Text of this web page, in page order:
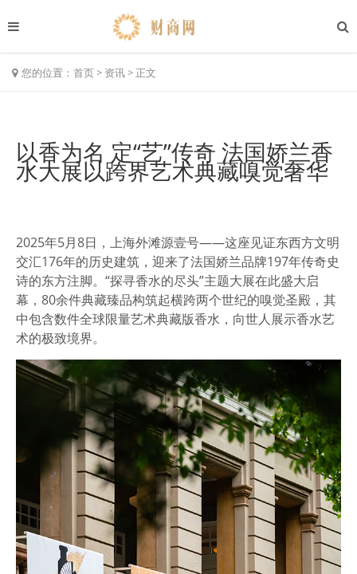
您的位置： 首页> 资讯> 正文
以香为名 定“艺”传奇 法国娇兰香
水大展以跨界艺术典藏嗅觉奢华
2025年5月8日，上海外滩源壹号——这座见证东西方文明
交汇176年的历史建筑，迎来了法国娇兰品牌197年传奇史
诗的东方注脚。“探寻香水的尽头”主题大展在此盛大启
幕，80余件典藏臻品构筑起横跨两个世纪的嗅觉圣殿，其
中包含数件全球限量艺术典藏版香水，向世人展示香水艺
术的极致境界。